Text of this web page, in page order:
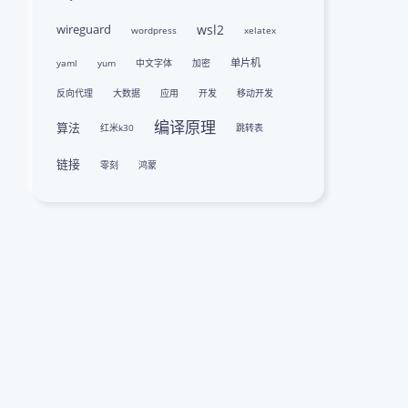
wireguard wordpress wsl2 xelatex
yaml yum 中文字体 加密 单片机
反向代理 大数据 应用 开发 移动开发
算法 红米k30 编译原理 跳转表
链接 零刻 鸿蒙